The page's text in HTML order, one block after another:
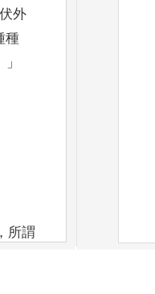
外
種
」
， 所謂